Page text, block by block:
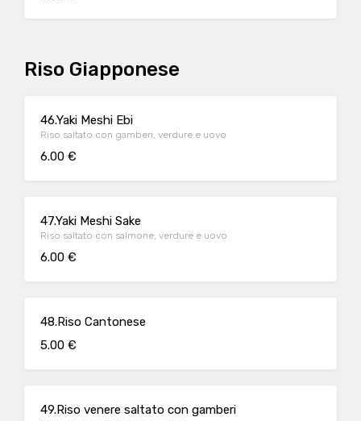
Riso Giapponese
46.Yaki Meshi Ebi
Riso saltato con gamberi, verdure e uovo
6.00 €
47.Yaki Meshi Sake
Riso saltato con salmone, verdure e uovo
6.00 €
48.Riso Cantonese
5.00 €
49.Riso venere saltato con gamberi